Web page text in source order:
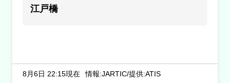
2号目黒線<下/戸越>
工事
江戸橋
8月6日 22:15現在 情報:JARTIC/提供:ATIS